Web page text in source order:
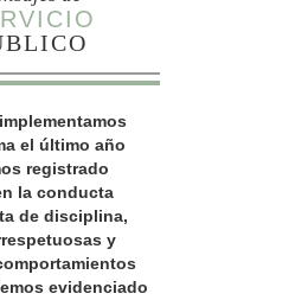
el último año
registrado
la conducta
de disciplina,
y
evidenciado